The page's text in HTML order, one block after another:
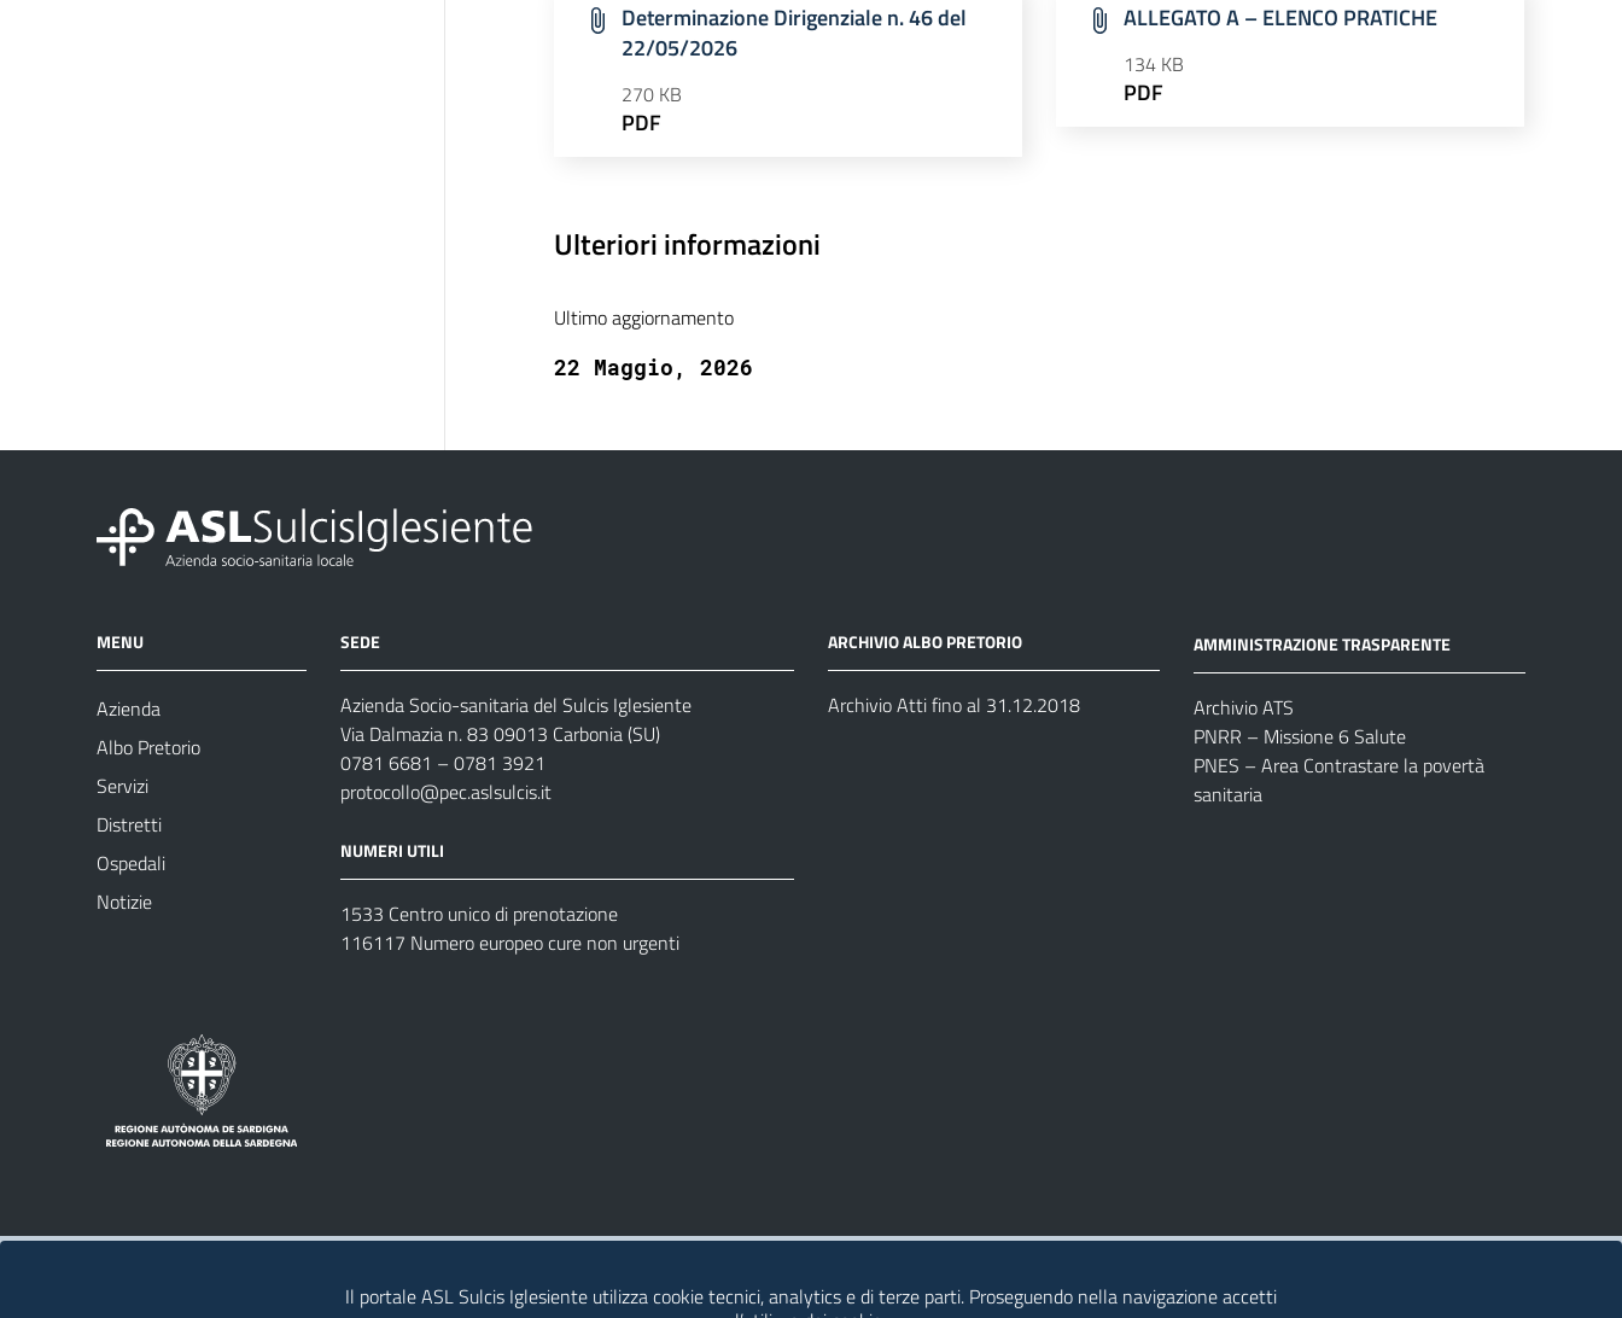
Determinazione Dirigenziale n. 46 del
22/05/2026
270 KB
PDF
ALLEGATO A – ELENCO PRATICHE
134 KB
PDF
Ulteriori informazioni
Ultimo aggiornamento
22 Maggio, 2026
MENU
Azienda
Albo Pretorio
Servizi
Distretti
Ospedali
Notizie
SEDE
Azienda Socio-sanitaria del Sulcis Iglesiente
Via Dalmazia n. 83 09013 Carbonia (SU)
0781 6681 – 0781 3921
protocollo@pec.aslsulcis.it
NUMERI UTILI
1533 Centro unico di prenotazione
116117 Numero europeo cure non urgenti
ARCHIVIO ALBO PRETORIO
Archivio Atti fino al 31.12.2018
AMMINISTRAZIONE TRASPARENTE
Archivio ATS
PNRR – Missione 6 Salute
PNES – Area Contrastare la povertà
sanitaria
Il portale ASL Sulcis Iglesiente utilizza cookie tecnici, analytics e di terze parti. Proseguendo nella navigazione accetti